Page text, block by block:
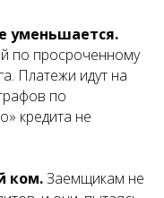
уменьшается.
по просроченному
Платежи идут на
по
кредита не
ком.Заемщикам не